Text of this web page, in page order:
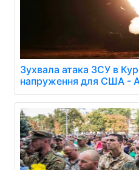
Зухвала атака ЗСУ в
напруження для США -